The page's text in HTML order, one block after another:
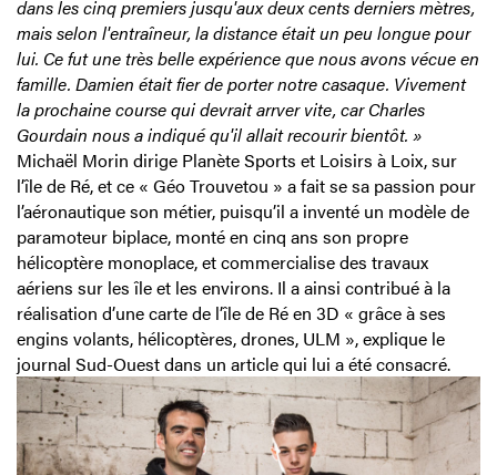
dans les cinq premiers jusqu'aux deux cents derniers mètres,
mais selon l'entraîneur, la distance était un peu longue pour
lui. Ce fut une très belle expérience que nous avons vécue en
famille. Damien était fier de porter notre casaque. Vivement
la prochaine course qui devrait arrver vite, car Charles
Gourdain nous a indiqué qu'il allait recourir bientôt. »
Michaël Morin dirige Planète Sports et Loisirs à Loix, sur
l’île de Ré, et ce « Géo Trouvetou » a fait se sa passion pour
l’aéronautique son métier, puisqu’il a inventé un modèle de
paramoteur biplace, monté en cinq ans son propre
hélicoptère monoplace, et commercialise des travaux
aériens sur les île et les environs. Il a ainsi contribué à la
réalisation d’une carte de l’île de Ré en 3D « grâce à ses
engins volants, hélicoptères, drones, ULM », explique le
journal Sud-Ouest dans un article qui lui a été consacré.